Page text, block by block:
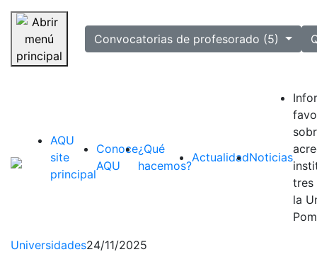
Saltar navegación
selectedConvocatorias de profesorado (5)
AQU
site
principal
Conoce
AQU
¿Qué
hacemos?
ActualidadNoticias
tres
la
Universidades24/11/2025